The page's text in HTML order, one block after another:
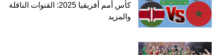
كأس أمم أفريقيا 2025: القنوات الناقلة
والمزيد